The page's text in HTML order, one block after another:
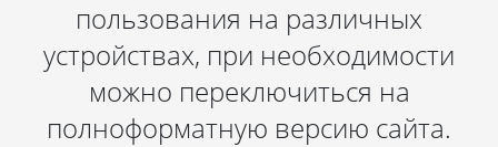
пользования на различных
устройствах, при необходимости
можно переключиться на
полноформатную версию сайта.